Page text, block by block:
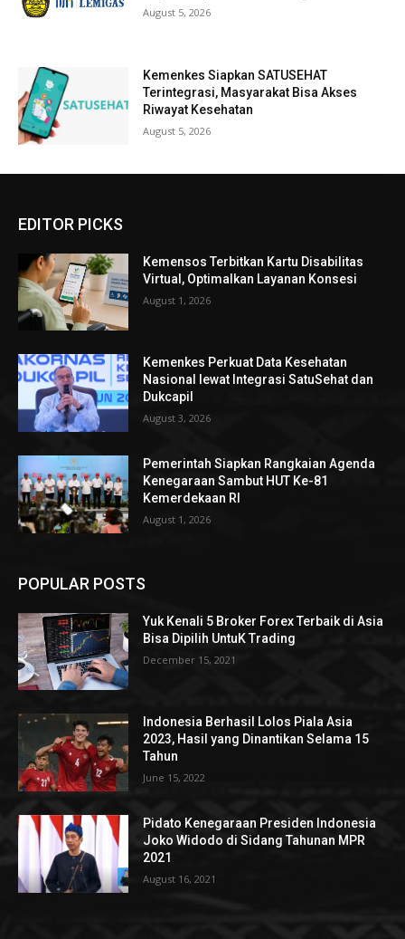
August 5, 2026
Kemenkes Siapkan SATUSEHAT
Terintegrasi, Masyarakat Bisa Akses
Riwayat Kesehatan
August 5, 2026
EDITOR PICKS
Kemensos Terbitkan Kartu Disabilitas
Virtual, Optimalkan Layanan Konsesi
August 1, 2026
Kemenkes Perkuat Data Kesehatan
Nasional lewat Integrasi SatuSehat dan
Dukcapil
August 3, 2026
Pemerintah Siapkan Rangkaian Agenda
Kenegaraan Sambut HUT Ke-81
Kemerdekaan RI
August 1, 2026
POPULAR POSTS
Yuk Kenali 5 Broker Forex Terbaik di Asia
Bisa Dipilih UntuK Trading
December 15, 2021
Indonesia Berhasil Lolos Piala Asia
2023, Hasil yang Dinantikan Selama 15
Tahun
June 15, 2022
Pidato Kenegaraan Presiden Indonesia
Joko Widodo di Sidang Tahunan MPR
2021
August 16, 2021